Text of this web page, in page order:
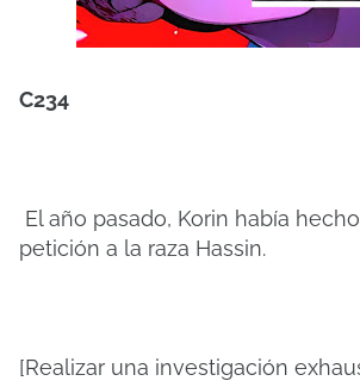
C234
El año pasado, Korin había
petición a la raza Hassin.
[Realizar una investigación